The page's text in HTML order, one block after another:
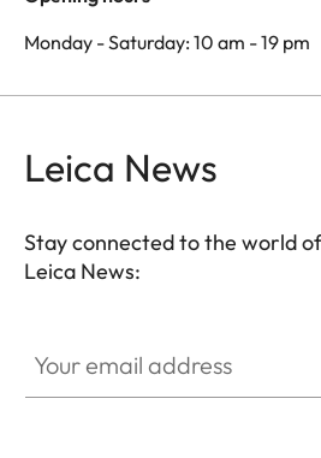
Monday - Saturday: 10 am - 19 pm
Leica News
Stay connected to the world
Leica News: